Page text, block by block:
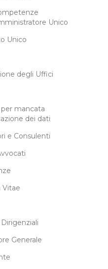
Unico
Unico
degli Uffici
per mancata
dei dati
e Consulenti
Vitae
Generale